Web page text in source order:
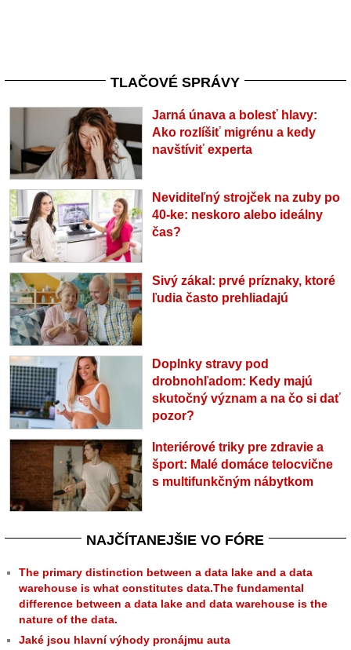
TLAČOVÉ SPRÁVY
Jarná únava a bolesť hlavy:
Ako rozlíšiť migrénu a kedy
navštíviť experta
Neviditeľný strojček na zuby po
40-ke: neskoro alebo ideálny
čas?
Sivý zákal: prvé príznaky, ktoré
ľudia často prehliadajú
Doplnky stravy pod
drobnohľadom: Kedy majú
skutočný význam a na čo si dať
pozor?
Interiérové triky pre zdravie a
šport: Malé domáce telocvične
s multifunkčným nábytkom
NAJČÍTANEJŠIE VO FÓRE
The primary distinction between a data lake and a data
warehouse is what constitutes data.The fundamental
difference between a data lake and data warehouse is the
nature of the data.
Jaké jsou hlavní výhody pronájmu auta